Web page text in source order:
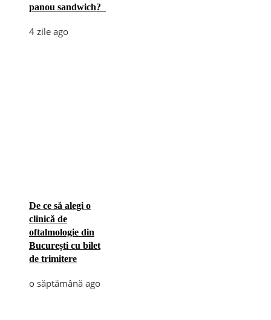
panou sandwich?
4 zile ago
De ce să alegi o
clinică de
oftalmologie din
București cu bilet
de trimitere
o săptămână ago